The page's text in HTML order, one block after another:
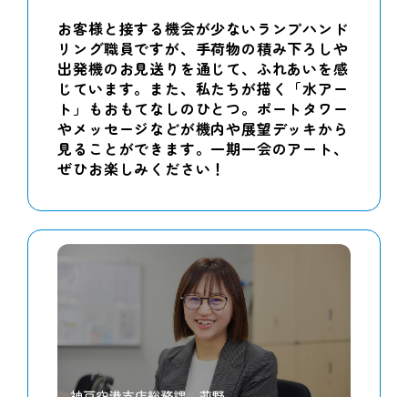
お客様と接する機会が少ないランプハンド
リング職員ですが、手荷物の積み下ろしや
出発機のお見送りを通じて、ふれあいを感
じています。また、私たちが描く「水アー
ト」もおもてなしのひとつ。ポートタワー
やメッセージなどが機内や展望デッキから
見ることができます。一期一会のアート、
ぜひお楽しみください！